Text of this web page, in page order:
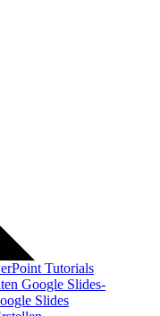
Tutorials
Google Slides-
Slides